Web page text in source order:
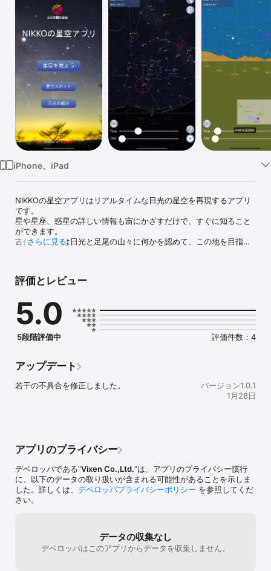
Watch
TV
iPhone、iPad
NIKKOの星空アプリはリアルタイムな日光の星空を再現するアプリ
です。
星や星座、惑星の詳しい情報も宙にかざすだけで、すぐに知ること
ができます。
古代より人々は日光と足尾の山々に何かを認めて、この地を目指し
としました。とある学者が、諸民族の神話はすべて天と地の、言葉
しそうだとすれば、天に通じる日光の地に、人々は星を散りばめた
のかもしれません。
◎オリオン座と日光の社寺
世界遺産日光の社寺（しゃじ）が鎮座（ちんざ）する山内（さんな
たが、日光二荒山神社本社（にっこうふたらさんじんじゃほんし
し、オリオン座という視点からその意図が見えてきました。オリオ
ン座の中で最も目立つ重要な星は、二つの１等星とオリオンの三ツ
には、日光東照宮奥社宝塔（にっこうとうしょうぐうおくしゃほう
とう）と家光廟大猷院奥院宝塔（いえみつびょうたいゆういんおく
いんほうとう）で、家康と家光の墓となります。意味不明の工事
は、より完璧なオリオン座にするための微調整だったのかもしれま
せん。
する山内（さんない）にオリオン座を形成することで、日光は江戸
幕府にとって祈りの場、だったのでしょう。
さらに見る
評価とレビュー
5.0
5段階評価中 評価件数：4
アップデート
若干の不具合を修正しました。
バージョン1.0.1
1月28日
アプリのプライバシー
デベロッパである“Vixen Co.,Ltd.”は、アプリのプライバシー慣行
に、以下のデータの取り扱いが含まれる可能性があることを示しま
した。詳しくは、 デベロッパプライバシーポリシー を参照してくだ
さい。
データの収集なし
デベロッパはこのアプリからデータを収集しません。